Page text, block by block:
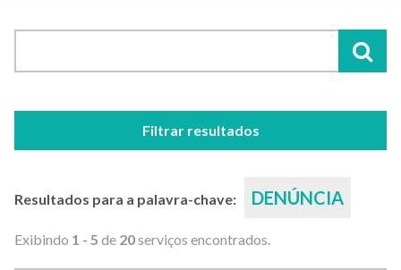
Filtrar resultados
Resultados para a palavra-chave: DENÚNCIA
Exibindo 1 - 5 de 20serviços encontrados.